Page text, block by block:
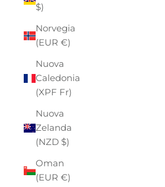
$)
Norvegia
(EUR €)
Nuova
Caledonia
(XPF Fr)
Nuova
Zelanda
(NZD $)
Oman
(EUR €)